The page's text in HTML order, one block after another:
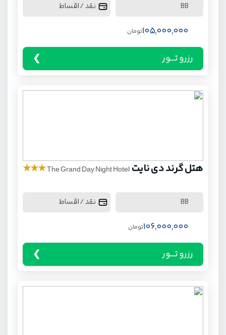
BB نقد / اقساط
105,000,000تومان
رزرو تـــور
هتل گرند دی نایت The Grand Day Night Hotel
★
★
★
BB نقد / اقساط
106,000,000تومان
رزرو تـــور